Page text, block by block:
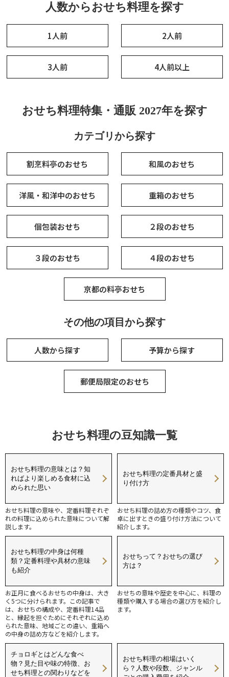
人数からおせち料理を探す
1人前 2人前
3人前 4人前以上
おせち料理特集・通販 2027年を探す
カテゴリから探す
割烹料亭のおせち 和風のおせち
洋風・和洋中のおせち 重箱のおせち
個包装おせち ２段のおせち
３段のおせち ４段のおせち
京都の料亭おせち
その他の項目から探す
人数から探す 予算から探す
郵便局限定のおせち
おせち料理の豆知識一覧
おせち料理の意味とは？知
ればより楽しめる食材に込
められた思い
おせち料理の意味や、定番料理それぞ
れの料理に込められた意味について解
説します。
おせち料理の定番具材と盛
り付け方
おせち料理の詰め方の種類やコツ、食
卓に出すときの盛り付け方法について
紹介します。
おせち料理の中身は何種
類？定番料理や具材の意味
も紹介
お正月に食べるおせちの中身は、大き
く5つに分けられます。この記事で
は、おせちの構成や、定番料理14品
と、縁起を担ぐためにそれぞれに込め
られた意味、地域ごとの違い、重箱へ
の中身の詰め方などを紹介します。
おせちって？おせちの選び
方は？
おせちの意味や歴史を中心に、料理の
種類や購入する場合の選び方を紹介し
ます。
チョロギとはどんな食べ
物？見た目や味の特徴、お
せち料理との関わりなどを
おせち料理の相場はいく
ら？人数や段数、ジャンル